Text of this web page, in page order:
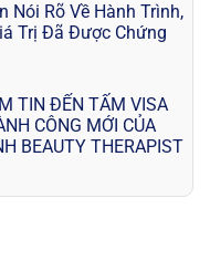
Nói Rõ Về Hành Trình,
Trị Đã Được Chứng
TIN ĐẾN TẤM VISA
CÔNG MỚI CỦA
BEAUTY THERAPIST